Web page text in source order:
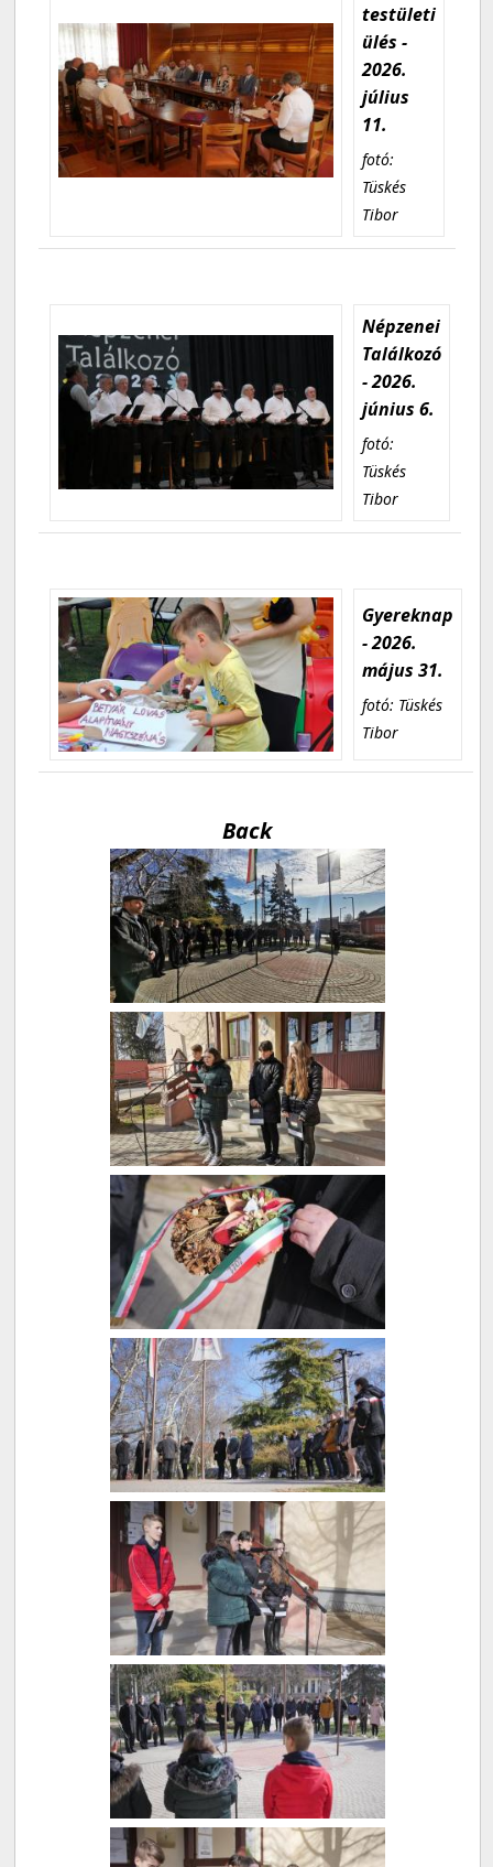
testületi
ülés -
2026.
július
11.
fotó:
Tüskés
Tibor
Népzenei
Találkozó
- 2026.
június 6.
fotó:
Tüskés
Tibor
Gyereknap
- 2026.
május 31.
fotó: Tüskés
Tibor
Back